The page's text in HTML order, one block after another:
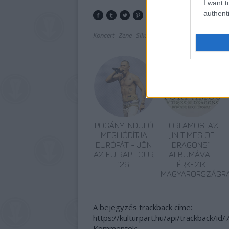
I want
Koncert Zene Siker Budapesti
POGÁNY INDULÓ
MEGHÓDÍTJA
EURÓPÁT - JÖN
AZ EU RAP TOUR
’26
TORI AMOS: AZ
„IN TIMES OF
DRAGONS”
ALBUMÁVAL
ÉRKEZIK
A bejegyzés trackback címe:
https://kulturpart.hu/api/trackback/id/